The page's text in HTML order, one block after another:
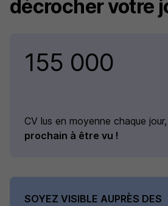
décrocher votre
155 000
CV lus en moyenne chaque jour,
prochain à être vu !
SOYEZ VISIBLE AUPRÈS DES